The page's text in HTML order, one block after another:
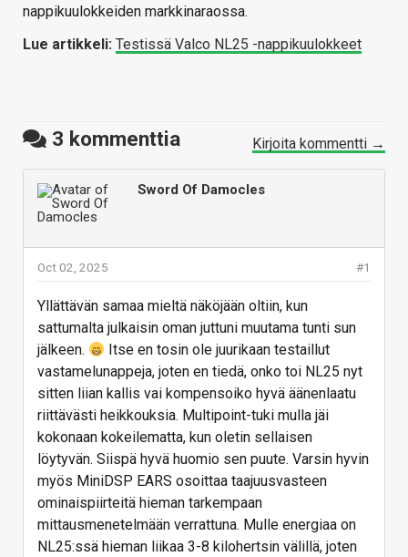
nappikuulokkeiden markkinaraossa.
Lue artikkeli: Testissä Valco NL25 -nappikuulokkeet
3 kommenttia Kirjoita kommentti →
Sword Of Damocles
#1
Oct 02, 2025
Yllättävän samaa mieltä näköjään oltiin, kun
sattumalta julkaisin oman juttuni muutama tunti sun
jälkeen.
Itse en tosin ole juurikaan testaillut
vastamelunappeja, joten en tiedä, onko toi NL25 nyt
sitten liian kallis vai kompensoiko hyvä äänenlaatu
riittävästi heikkouksia. Multipoint-tuki mulla jäi
kokonaan kokeilematta, kun oletin sellaisen
löytyvän. Siispä hyvä huomio sen puute. Varsin hyvin
myös MiniDSP EARS osoittaa taajuusvasteen
ominaispiirteitä hieman tarkempaan
mittausmenetelmään verrattuna. Mulle energiaa on
NL25:ssä hieman liikaa 3-8 kilohertsin välillä, joten